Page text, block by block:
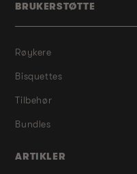
Røykere
Bisquettes
Tilbehør
Bundles
ARTIKLER
BRUKERSTØTTE